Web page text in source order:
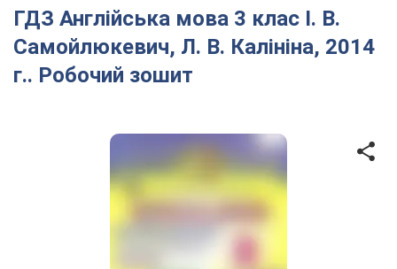
ГДЗ Англійська мова 3 клас І. В.
Самойлюкевич, Л. В. Калініна, 2014
г.. Робочий зошит